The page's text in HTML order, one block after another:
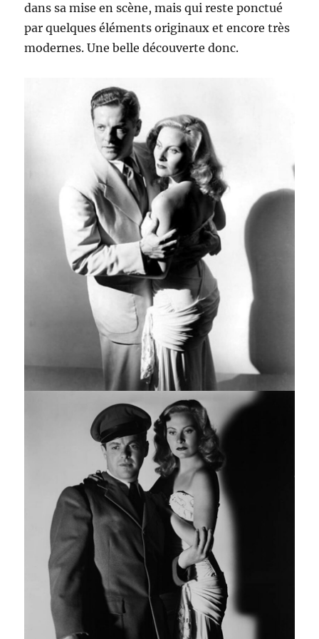
dans sa mise en scène, mais qui reste ponctué
par quelques éléments originaux et encore très
modernes. Une belle découverte donc.